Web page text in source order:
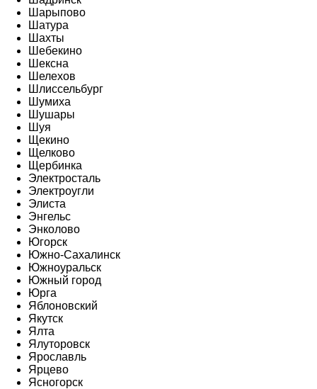
Шарыпово
Шатура
Шахты
Шебекино
Шексна
Шелехов
Шлиссельбург
Шумиха
Шушары
Шуя
Щекино
Щелково
Щербинка
Электросталь
Электроугли
Элиста
Энгельс
Энколово
Югорск
Южно-Сахалинск
Южноуральск
Южный город
Юрга
Яблоновский
Якутск
Ялта
Ялуторовск
Ярославль
Ярцево
Ясногорск